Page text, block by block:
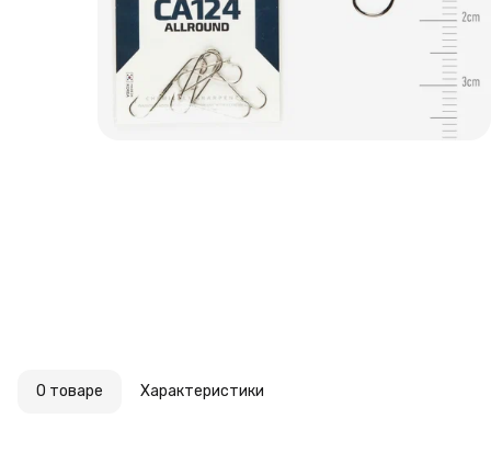
О товаре Характеристики